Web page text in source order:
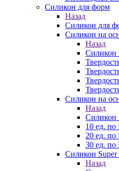
Силикон для форм
Назад
Силикон для
Силикон на
Назад
Силикон
Силикон на
Назад
Силикон
10 ед.
20 ед.
30 ед.
Силикон Super
Назад